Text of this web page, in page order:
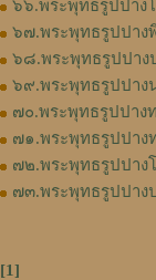
๖๖.พระพุทธรูปปาง
๖๗.พระพุทธรูปปาง
๖๘.พระพุทธรูปปาง
๖๙.พระพุทธรูปปาง
๗๐.พระพุทธรูปปาง
๗๑.พระพุทธรูปปาง
๗๒.พระพุทธรูปปาง
๗๓.พระพุทธรูปปาง
[1]